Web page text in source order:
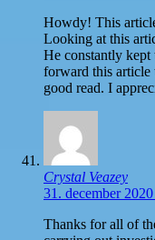
Howdy! This
Looking at this
He constantly
forward this article
good read. I
Crystal Veazey
31. december
Thanks for all of